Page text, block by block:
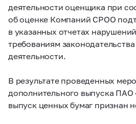
деятельности оценщика при
об оценке Компаний СРОО
в указанных отчетах
требованиям
деятельности.
В результате проведенных
дополнительного выпуска
выпуск ценных бумаг признан